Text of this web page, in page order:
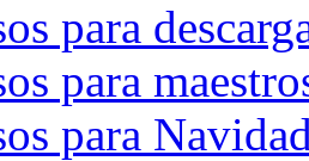
para
para
para